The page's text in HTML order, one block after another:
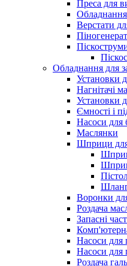
Преса для
Обладнання
Верстати
Обладнання для
Установки
Нагнітачі
Установки
Ємності і
Насоси для
Маслянки
Шприци для
Воронки
Роздача
Запасні
Насоси для
Насоси для
Роздача